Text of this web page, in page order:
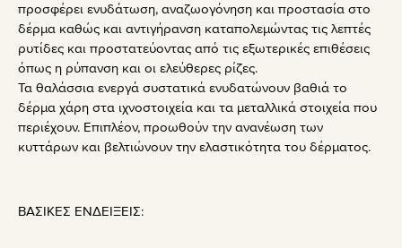
προσφέρει ενυδάτωση, αναζωογόνηση και προστασία στο
δέρμα καθώς και αντιγήρανση καταπολεμώντας τις λεπτές
ρυτίδες και προστατεύοντας από τις εξωτερικές επιθέσεις
όπως η ρύπανση και οι ελεύθερες ρίζες.
Τα θαλάσσια ενεργά συστατικά ενυδατώνουν βαθιά το
δέρμα χάρη στα ιχνοστοιχεία και τα μεταλλικά στοιχεία που
περιέχουν. Επιπλέον, προωθούν την ανανέωση των
κυττάρων και βελτιώνουν την ελαστικότητα του δέρματος.
ΒΑΣΙΚΕΣ ΕΝΔΕΙΞΕΙΣ: